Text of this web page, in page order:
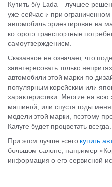
Купить б/у Lada – лучшее
уже сейчас и при
автомобиль ориентирован на
которого транспортные
самоутверждением.
Сказанное не означает, что
заинтересовать только
автомобили этой марки по
популярным корейским или
характеристики. Многие на всю
машиной, или спустя годы
модели этой марки, поэтому
Калуге будет процветать всегда.
При этом лучше всего купить
большом салоне, например
информация о его сервисной